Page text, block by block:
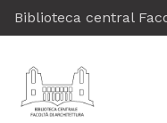
Biblioteca central